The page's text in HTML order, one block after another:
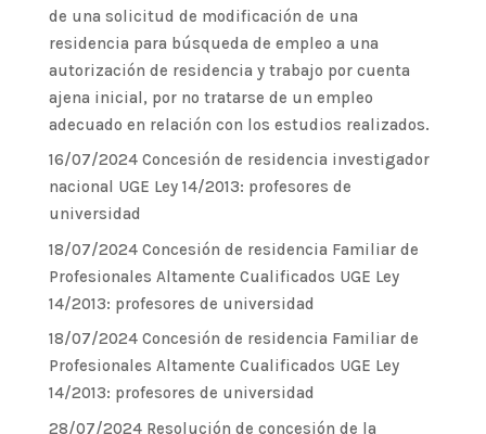
de una solicitud de modificación de una
residencia para búsqueda de empleo a una
autorización de residencia y trabajo por cuenta
ajena inicial, por no tratarse de un empleo
adecuado en relación con los estudios realizados.
16/07/2024 Concesión de residencia investigador
nacional UGE Ley 14/2013: profesores de
universidad
18/07/2024 Concesión de residencia Familiar de
Profesionales Altamente Cualificados UGE Ley
14/2013: profesores de universidad
18/07/2024 Concesión de residencia Familiar de
Profesionales Altamente Cualificados UGE Ley
14/2013: profesores de universidad
28/07/2024 Resolución de concesión de la